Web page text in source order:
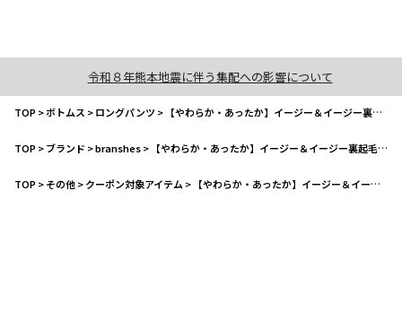
令和８年熊本地震に伴う集配への影響について
TOP>ボトムス >ロングパンツ > 【やわらか・あったか】イージー＆イージー裏起毛ロングパンツ
TOP>ブランド >branshes> 【やわらか・あったか】イージー＆イージー裏起毛ロングパンツ
TOP>その他>クーポン対象アイテム > 【やわらか・あったか】イージー＆イージー裏起毛ロングパンツ